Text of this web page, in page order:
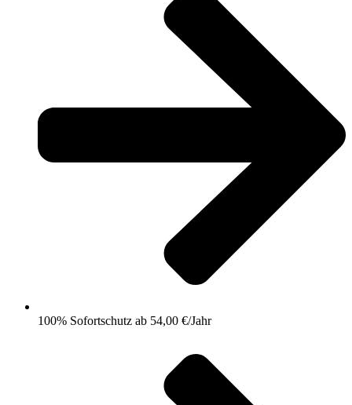
100% Sofortschutz ab 54,00 €/Jahr